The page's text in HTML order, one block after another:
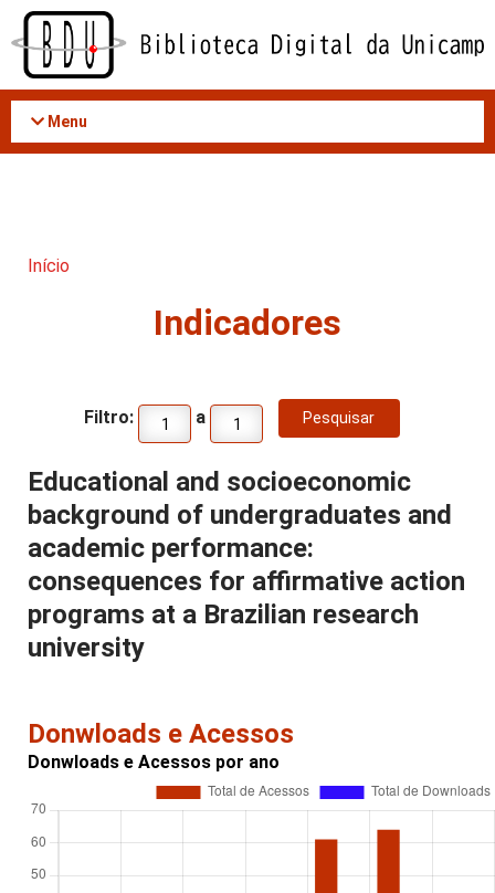
Acessar
conteúdo
Menu
Início
Indicadores
Filtro: a
Educational and socioeconomic
background of undergraduates and
academic performance:
consequences for affirmative action
programs at a Brazilian research
university
Donwloads e Acessos
Donwloads e Acessos por ano